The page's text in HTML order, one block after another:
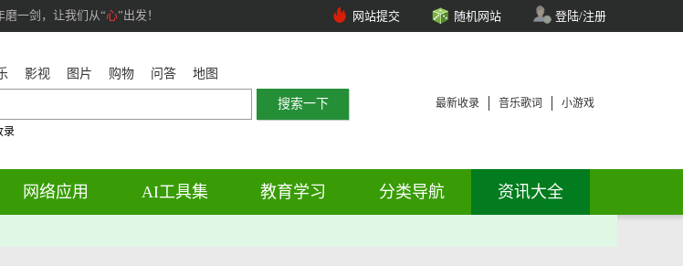
一剑，让我们从“心”出发！ 网站提交 随机网站 登陆/注册
影视 图片 购物 问答 地图
录
最新收录 音乐歌词 小游戏
网络应用 AI工具集 教育学习 分类导航 资讯大全